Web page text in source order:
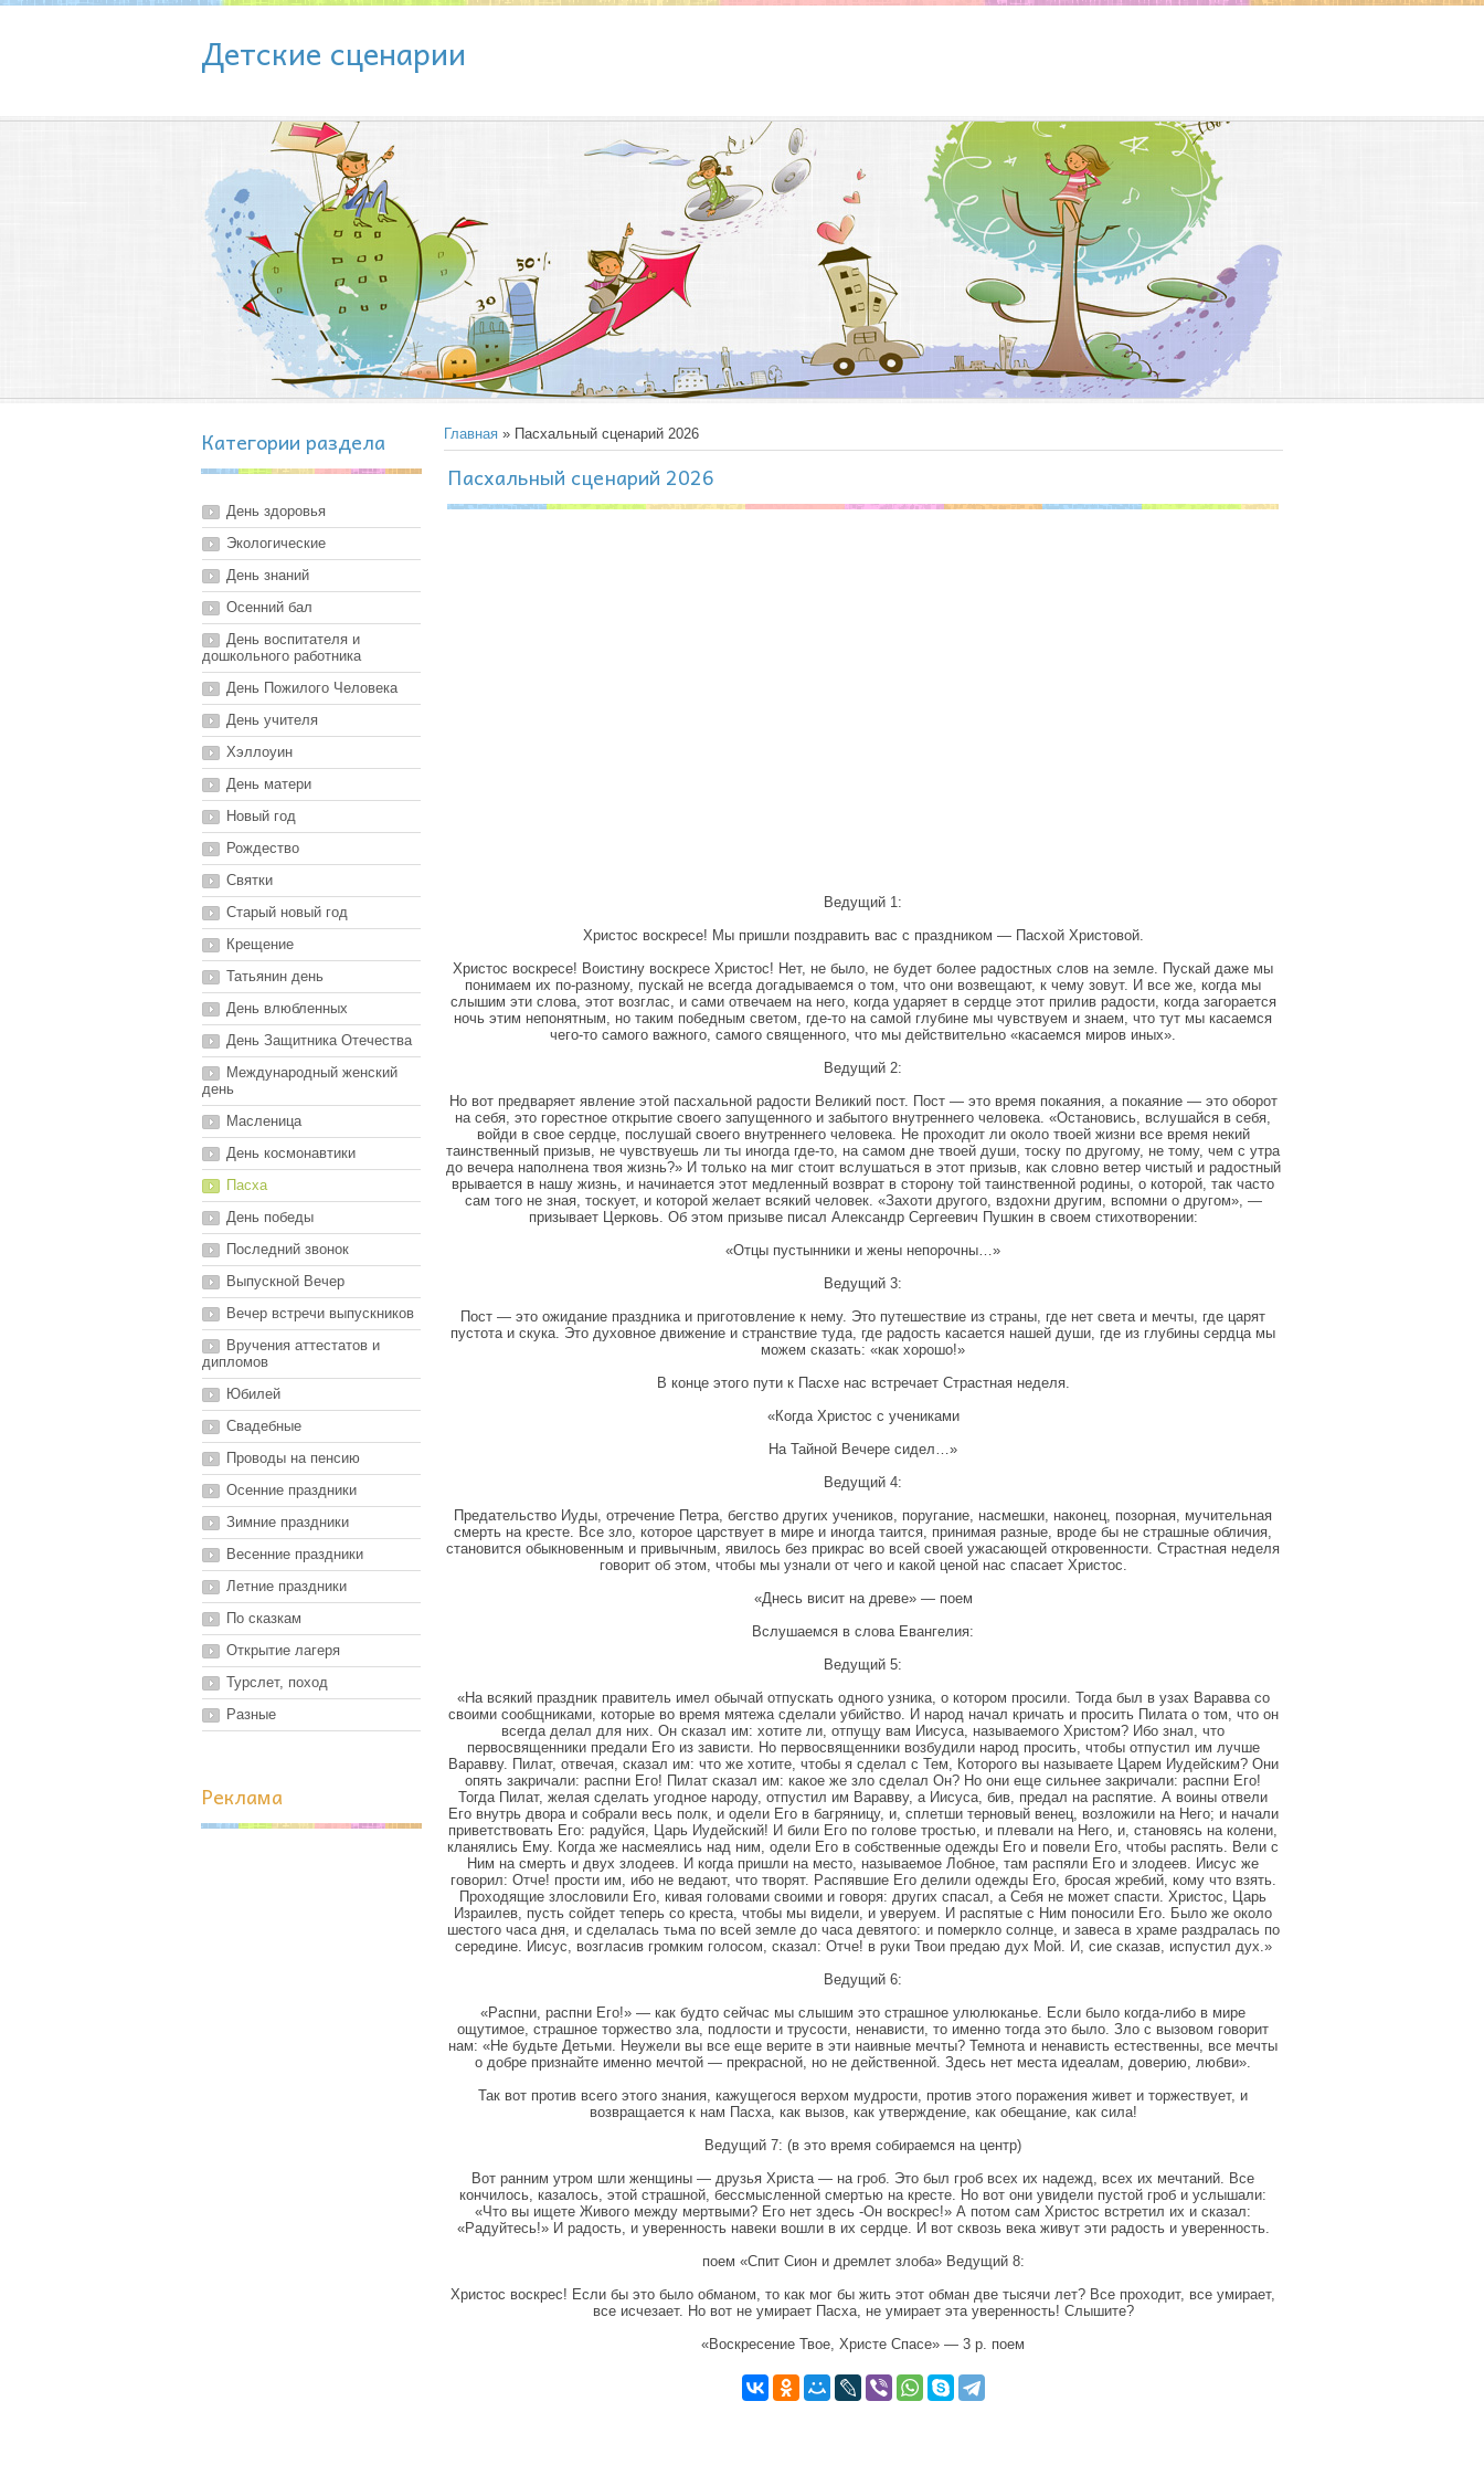
Детские сценарии
Категории раздела
День здоровья
Экологические
День знаний
Осенний бал
День воспитателя и
дошкольного работника
День Пожилого Человека
День учителя
Хэллоуин
День матери
Новый год
Рождество
Святки
Старый новый год
Крещение
Татьянин день
День влюбленных
День Защитника Отечества
Международный женский
день
Масленица
День космонавтики
Пасха
День победы
Последний звонок
Выпускной Вечер
Вечер встречи выпускников
Вручения аттестатов и
дипломов
Юбилей
Свадебные
Проводы на пенсию
Осенние праздники
Зимние праздники
Весенние праздники
Летние праздники
По сказкам
Открытие лагеря
Турслет, поход
Разные
Реклама
Главная » Пасхальный сценарий 2026
Пасхальный сценарий 2026
Ведущий 1:
Христос воскресе! Мы пришли поздравить вас с праздником — Пасхой Христовой.
Христос воскресе! Воистину воскресе Христос! Нет, не было, не будет более радостных слов на земле. Пускай даже мы
понимаем их по-разному, пускай не всегда догадываемся о том, что они возвещают, к чему зовут. И все же, когда мы
слышим эти слова, этот возглас, и сами отвечаем на него, когда ударяет в сердце этот прилив радости, когда загорается
ночь этим непонятным, но таким победным светом, где-то на самой глубине мы чувствуем и знаем, что тут мы касаемся
чего-то самого важного, самого священного, что мы действительно «касаемся миров иных».
Ведущий 2:
Но вот предваряет явление этой пасхальной радости Великий пост. Пост — это время покаяния, а покаяние — это оборот
на себя, это горестное открытие своего запущенного и забытого внутреннего человека. «Остановись, вслушайся в себя,
войди в свое сердце, послушай своего внутреннего человека. Не проходит ли около твоей жизни все время некий
таинственный призыв, не чувствуешь ли ты иногда где-то, на самом дне твоей души, тоску по другому, не тому, чем с утра
до вечера наполнена твоя жизнь?» И только на миг стоит вслушаться в этот призыв, как словно ветер чистый и радостный
врывается в нашу жизнь, и начинается этот медленный возврат в сторону той таинственной родины, о которой, так часто
сам того не зная, тоскует, и которой желает всякий человек. «Захоти другого, вздохни другим, вспомни о другом», —
призывает Церковь. Об этом призыве писал Александр Сергеевич Пушкин в своем стихотворении:
«Отцы пустынники и жены непорочны…»
Ведущий 3:
Пост — это ожидание праздника и приготовление к нему. Это путешествие из страны, где нет света и мечты, где царят
пустота и скука. Это духовное движение и странствие туда, где радость касается нашей души, где из глубины сердца мы
можем сказать: «как хорошо!»
В конце этого пути к Пасхе нас встречает Страстная неделя.
«Когда Христос с учениками
На Тайной Вечере сидел…»
Ведущий 4:
Предательство Иуды, отречение Петра, бегство других учеников, поругание, насмешки, наконец, позорная, мучительная
смерть на кресте. Все зло, которое царствует в мире и иногда таится, принимая разные, вроде бы не страшные обличия,
становится обыкновенным и привычным, явилось без прикрас во всей своей ужасающей откровенности. Страстная неделя
говорит об этом, чтобы мы узнали от чего и какой ценой нас спасает Христос.
«Днесь висит на древе» — поем
Вслушаемся в слова Евангелия:
Ведущий 5:
«На всякий праздник правитель имел обычай отпускать одного узника, о котором просили. Тогда был в узах Варавва со
своими сообщниками, которые во время мятежа сделали убийство. И народ начал кричать и просить Пилата о том, что он
всегда делал для них. Он сказал им: хотите ли, отпущу вам Иисуса, называемого Христом? Ибо знал, что
первосвященники предали Его из зависти. Но первосвященники возбудили народ просить, чтобы отпустил им лучше
Варавву. Пилат, отвечая, сказал им: что же хотите, чтобы я сделал с Тем, Которого вы называете Царем Иудейским? Они
опять закричали: распни Его! Пилат сказал им: какое же зло сделал Он? Но они еще сильнее закричали: распни Его!
Тогда Пилат, желая сделать угодное народу, отпустил им Варавву, а Иисуса, бив, предал на распятие. А воины отвели
Его внутрь двора и собрали весь полк, и одели Его в багряницу, и, сплетши терновый венец, возложили на Него; и начали
приветствовать Его: радуйся, Царь Иудейский! И били Его по голове тростью, и плевали на Него, и, становясь на колени,
кланялись Ему. Когда же насмеялись над ним, одели Его в собственные одежды Его и повели Его, чтобы распять. Вели с
Ним на смерть и двух злодеев. И когда пришли на место, называемое Лобное, там распяли Его и злодеев. Иисус же
говорил: Отче! прости им, ибо не ведают, что творят. Распявшие Его делили одежды Его, бросая жребий, кому что взять.
Проходящие злословили Его, кивая головами своими и говоря: других спасал, а Себя не может спасти. Христос, Царь
Израилев, пусть сойдет теперь со креста, чтобы мы видели, и уверуем. И распятые с Ним поносили Его. Было же около
шестого часа дня, и сделалась тьма по всей земле до часа девятого: и померкло солнце, и завеса в храме раздралась по
середине. Иисус, возгласив громким голосом, сказал: Отче! в руки Твои предаю дух Мой. И, сие сказав, испустил дух.»
Ведущий 6:
«Распни, распни Его!» — как будто сейчас мы слышим это страшное улюлюканье. Если было когда-либо в мире
ощутимое, страшное торжество зла, подлости и трусости, ненависти, то именно тогда это было. Зло с вызовом говорит
нам: «Не будьте Детьми. Неужели вы все еще верите в эти наивные мечты? Темнота и ненависть естественны, все мечты
о добре признайте именно мечтой — прекрасной, но не действенной. Здесь нет места идеалам, доверию, любви».
Так вот против всего этого знания, кажущегося верхом мудрости, против этого поражения живет и торжествует, и
возвращается к нам Пасха, как вызов, как утверждение, как обещание, как сила!
Ведущий 7: (в это время собираемся на центр)
Вот ранним утром шли женщины — друзья Христа — на гроб. Это был гроб всех их надежд, всех их мечтаний. Все
кончилось, казалось, этой страшной, бессмысленной смертью на кресте. Но вот они увидели пустой гроб и услышали:
«Что вы ищете Живого между мертвыми? Его нет здесь -Он воскрес!» А потом сам Христос встретил их и сказал:
«Радуйтесь!» И радость, и уверенность навеки вошли в их сердце. И вот сквозь века живут эти радость и уверенность.
поем «Спит Сион и дремлет злоба» Ведущий 8:
Христос воскрес! Если бы это было обманом, то как мог бы жить этот обман две тысячи лет? Все проходит, все умирает,
все исчезает. Но вот не умирает Пасха, не умирает эта уверенность! Слышите?
«Воскресение Твое, Христе Спасе» — 3 р. поем